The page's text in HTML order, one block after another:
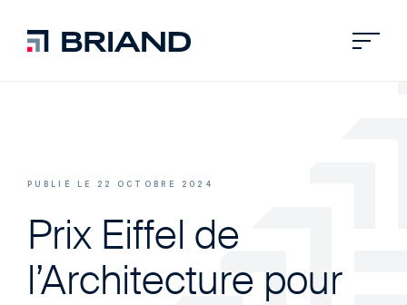
PUBLIÉ LE 22 OCTOBRE 2024
Prix Eiffel de
l’Architecture pour